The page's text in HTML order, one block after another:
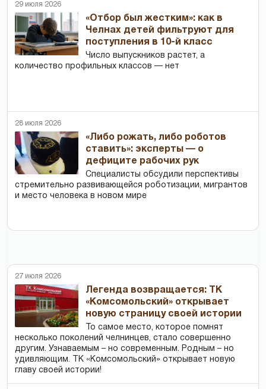
29 июля 2026
«Отбор был жестким»: как в
Челнах детей фильтруют для
поступления в 10-й класс
Число выпускников растет, а
количество профильных классов — нет
28 июля 2026
«Либо рожать, либо роботов
ставить»: эксперты — о
дефиците рабочих рук
Специалисты обсудили перспективы
стремительно развивающейся роботизации, мигрантов
и место человека в новом мире
27 июля 2026
Легенда возвращается: ТК
«Комсомольский» открывает
новую страницу своей истории
То самое место, которое помнят
несколько поколений челнинцев, стало совершенно
другим. Узнаваемым – но современным. Родным – но
удивляющим. ТК «Комсомольский» открывает новую
главу своей истории!